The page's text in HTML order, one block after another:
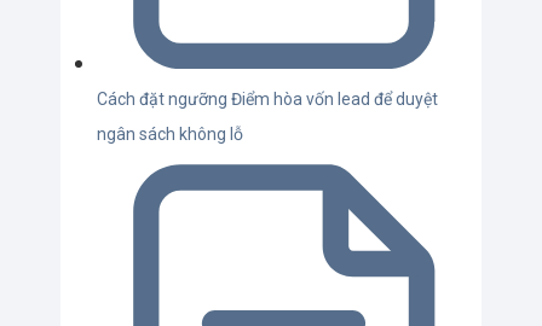
Cách đặt ngưỡng Điểm hòa vốn lead để duyệt
ngân sách không lỗ